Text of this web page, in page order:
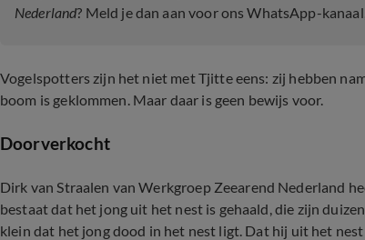
Nederland? Meld je dan aan voor ons WhatsApp-
Vogelspotters zijn het niet met Tjitte eens: zij hebben
boom is geklommen. Maar daar is geen bewijs voor.
Doorverkocht
Dirk van Straalen van Werkgroep Zeearend Nederland
bestaat dat het jong uit het nest is gehaald, die zijn
klein dat het jong dood in het nest ligt. Dat hij uit het nest